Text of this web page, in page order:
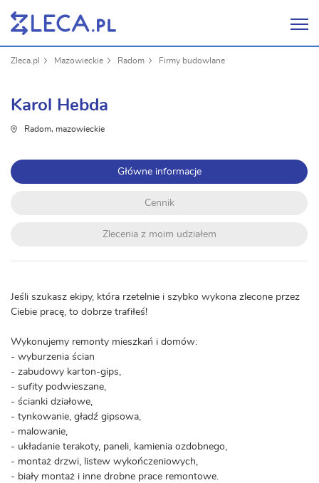
Zleca.pl Mazowieckie Radom Firmy budowlane
Karol Hebda
Radom, mazowieckie
Główne informacje
Cennik
Zlecenia z moim udziałem
Jeśli szukasz ekipy, która rzetelnie i szybko wykona zlecone przez
Ciebie pracę, to dobrze trafiłeś!
Wykonujemy remonty mieszkań i domów:
- wyburzenia ścian
- zabudowy karton-gips,
- sufity podwieszane,
- ścianki działowe,
- tynkowanie, gładź gipsowa,
- malowanie,
- układanie terakoty, paneli, kamienia ozdobnego,
- montaż drzwi, listew wykończeniowych,
- biały montaż i inne drobne prace remontowe.